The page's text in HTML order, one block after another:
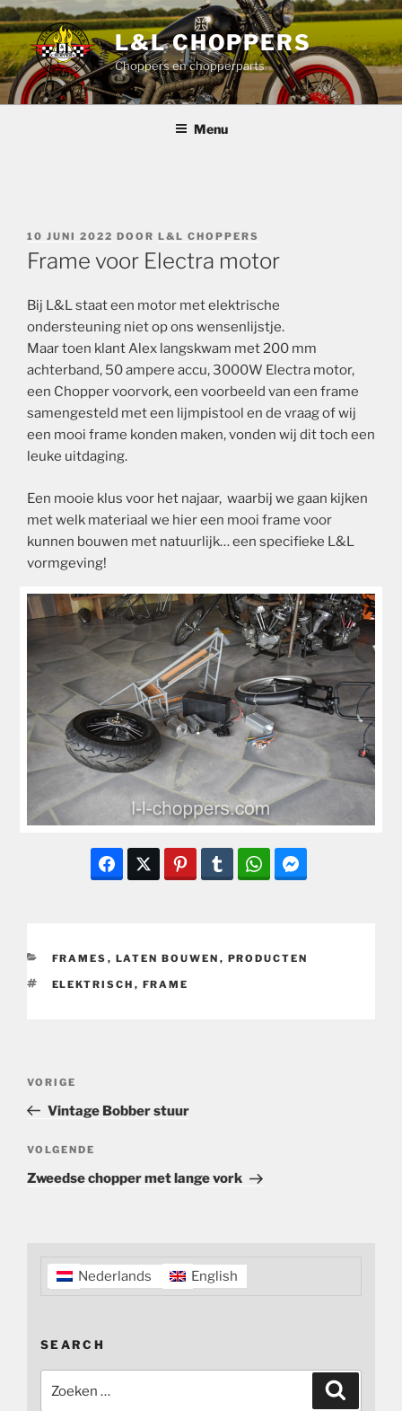
Ga
naar
de
inhoud
L&L CHOPPERS
Choppers en chopperparts
Menu
GEPLAATST
OP
10 JUNI 2022 DOOR L&L CHOPPERS
Frame voor Electra motor
Bij L&L staat een motor met elektrische
ondersteuning niet op ons wensenlijstje.
Maar toen klant Alex langskwam met 200 mm
achterband, 50 ampere accu, 3000W Electra motor,
een Chopper voorvork, een voorbeeld van een frame
samengesteld met een lijmpistool en de vraag of wij
een mooi frame konden maken, vonden wij dit toch een
leuke uitdaging.
Een mooie klus voor het najaar, waarbij we gaan kijken
met welk materiaal we hier een mooi frame voor
kunnen bouwen met natuurlijk… een specifieke L&L
vormgeving!
CATEGORIEËN
FRAMES , LATEN BOUWEN , PRODUCTEN
TAGS
ELEKTRISCH , FRAME
Bericht
Vorig
bericht
VORIGE
Vintage Bobber stuur
Volgend
bericht
VOLGENDE
Zweedse chopper met lange vork
Nederlands English
SEARCH
naar: